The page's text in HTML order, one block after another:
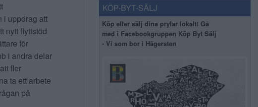
i uppdrag att
nytt flyttstöd
för
i andra delar
fler
ta ett arbete
på
KÖP-BYT-SÄLJ
Köp eller sälj dina prylar lokalt! Gå
med i Facebookgruppen Köp Byt Sälj
- Vi som bor i Hägersten